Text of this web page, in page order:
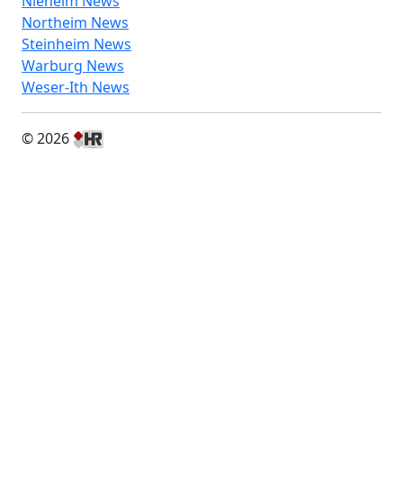
Northeim News
Steinheim News
Warburg News
Weser-Ith News
© 2026